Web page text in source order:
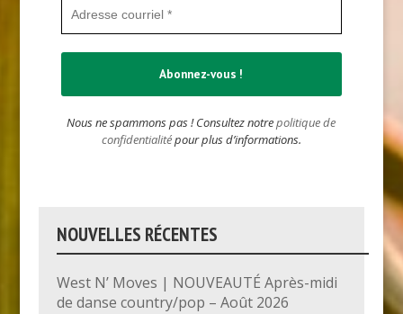
Nous ne spammons pas ! Consultez notrepolitique de
confidentialitépour plus d’informations.
NOUVELLES RÉCENTES
West N’ Moves | NOUVEAUTÉ Après-midi
de danse country/pop – Août 2026